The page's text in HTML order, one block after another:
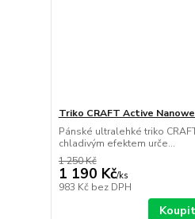
Triko CRAFT Active
Pánské ultralehké triko
chladivým efektem urče...
1 250 Kč
1 190 Kč/ks
983 Kč bez DPH
Koupit